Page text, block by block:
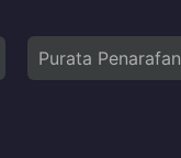
Purata Penarafan